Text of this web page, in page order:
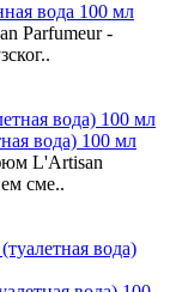
вода 100 мл
Parfumeur -
вода) 100 мл
L'Artisan
сме..